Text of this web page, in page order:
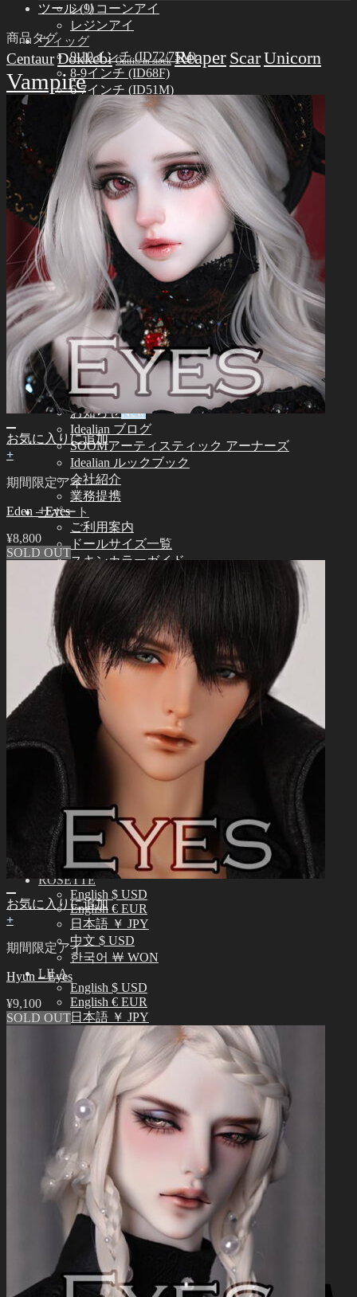
シリコーンアイ
レジンアイ
ウィッグ
9-10インチ (ID72/75M)
8-9インチ (ID68F)
6-7インチ (ID51M)
ドレス
Idealian 75 男性
Idealian 72 男性
Idealian 68 女性
Idealian 51 男性
シューズ
Idealian 72/75 男性
Idealian 68 女性
Idealian 51 男性
その他
その他のアクセサリー
スタンド ㆍバッグ
ツール
エステ用品
組立てツール
メイク用品
カスタム用品
つけまつげ
コミュニティー
お知らせ
Idealian ブログ
SOOMアーティスティック アーナーズ
Idealian ルックブック
会社紹介
業務提携
サポート
ご利用案内
ドールサイズ一覧
スキンカラーガイド
オーナーズガイド
正規商品照会
よくある質問 (FAQ)
カスタマーセンター (Q&A)
THE GEM
English $ USD
日本語 ￥ JPY
中文 $ USD
한국어 ￦ WON
NEO ANGELREGION
English $ USD
日本語 ￥ JPY
한국어 ￦ WON
IDEALIAN
English $ USD
日本語 ￥ JPY
中文 $ USD
한국어 ￦ WON
ROSETTE
English $ USD
English € EUR
日本語 ￥ JPY
中文 $ USD
한국어 ￦ WON
LILA
English $ USD
English € EUR
日本語 ￥ JPY
中文 $ USD
한국어 ￦ WON
お買い物カゴに商品がありません。
お買い物カゴ
お買い物カゴに商品がありません。
ツール (9)
商品タグ
CentaurDokkebi Outfits in stock Reaper ScarUnicorn
Vampire
お気に入りに追加
+
期間限定アイ
Eden – Eyes
¥8,800
SOLD OUT
お気に入りに追加
+
期間限定アイ
Hyun – Eyes
¥9,100
SOLD OUT